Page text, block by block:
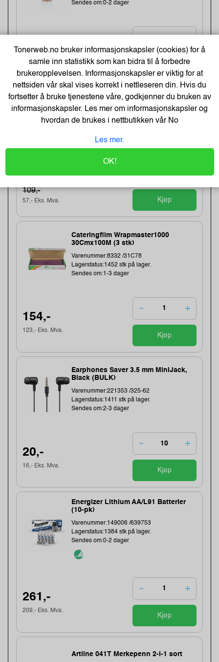
Sendes om:0-2 dager
5,- Eks. Mva. Kjøp
-48%
Kopipapir Nøytralt A4 80G (500 ark) -
Bestselger!
Varenummer:329900 /
Sendes om:0-2 dager
71,-
109,-
57,- Eks. Mva. Kjøp
Cateringfilm Wrapmaster1000
30Cmx100M (3 stk)
Varenummer:8332 /31C78
Lagerstatus:1452 stk på lager.
Sendes om:1-3 dager
154,-
123,- Eks. Mva.
Kjøp
Earphones Saver 3.5 mm MiniJack,
Black (BULK)
Varenummer:221353 /325-62
Lagerstatus:1411 stk på lager.
Sendes om:2-3 dager
20,-
16,- Eks. Mva.
Kjøp
Energizer Lithium AA/L91 Batterier
(10-pk)
Varenummer:149006 /639753
Lagerstatus:1384 stk på lager.
Sendes om:0-2 dager
261,-
209,- Eks. Mva.
Kjøp
Artline 041T Merkepenn 2-i-1 sort
Tonerweb.no bruker informasjonskapsler (cookies) for å
samle inn statistikk som kan bidra til å forbedre
brukeropplevelsen. Informasjonskapsler er viktig for at
nettsiden vår skal vises korrekt i nettleseren din. Hvis du
fortsetter å bruke tjenestene våre, godkjenner du bruken av
informasjonskapsler. Les mer om informasjonskapsler og
hvordan de brukes i nettbutikken vårNo
Les mer.
OK!